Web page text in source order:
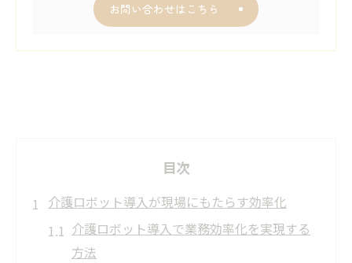
お問い合わせはこちら
目次
介護ロボット導入が現場にもたらす効率化
介護ロボット導入で業務効率化を実現する
方法